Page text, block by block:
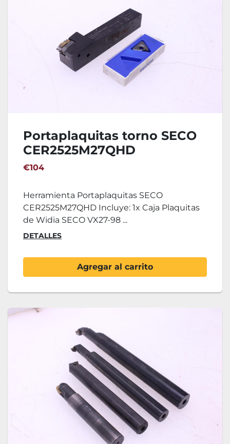
Portaplaquitas torno SECO
CER2525M27QHD
€104
Herramienta Portaplaquitas SECO
CER2525M27QHD Incluye: 1x Caja Plaquitas
de Widia SECO VX27-98 ...
DETALLES
Agregar al carrito